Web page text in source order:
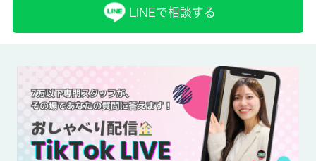
収納はシューズボックス・クロゼットなど豊富なので、衣類や履
き物の整理がしやすく便利です。ワンルームのお部屋ならではの
快適で楽しい生活ができます。初期費用を抑えられる敷金不要の
マンションです。ペットを育てている方にもうれしい、ペット相
談可の物件です。最上階の物件です。多摩市エリアでの新生活を
ご検討の方に、素敵な暮らしを当社のスタッフが全力でサポート
LINEで相談する